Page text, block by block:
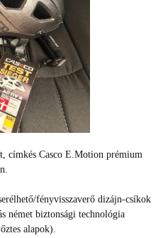
címkés Casco E.Motion prémium
fényvisszaverő dizájn-csíkok
német biztonsági technológia
alapok).